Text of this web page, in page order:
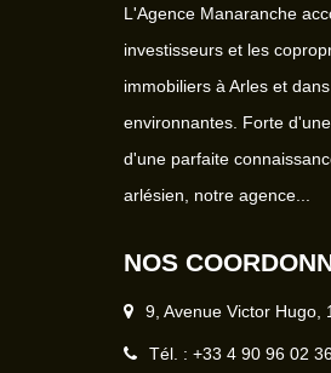
L'Agence Manaranche
investisseurs et les
immobiliers à Arles et
environnantes. Forte
d'une parfaite
arlésien, notre agence...
NOS
9, Avenue Victor Hugo,
Tél. : +33 4 90 96 02